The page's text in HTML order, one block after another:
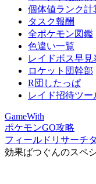
個体値ランク計
タスク報酬
全ポケモン図鑑
色違い一覧
レイドボス早見
ロケット団幹部
R団したっぱ
レイド招待ツー
GameWith
ポケモンGO攻略
フィールドリサーチ
効果ばつぐんのスペ